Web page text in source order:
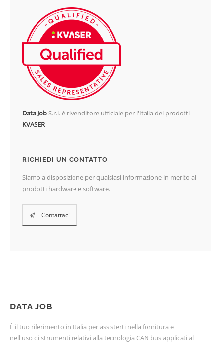
Data JobS.r.l. è rivenditore ufficiale per l'Italia dei prodotti
KVASER
RICHIEDI UN CONTATTO
Siamo a disposizione per qualsiasi informazione in merito ai
prodotti hardware e software.
Contattaci
DATA JOB
È il tuo riferimento in Italia per assisterti nella fornitura e
nell'uso di strumenti relativi alla tecnologia CAN bus applicati al